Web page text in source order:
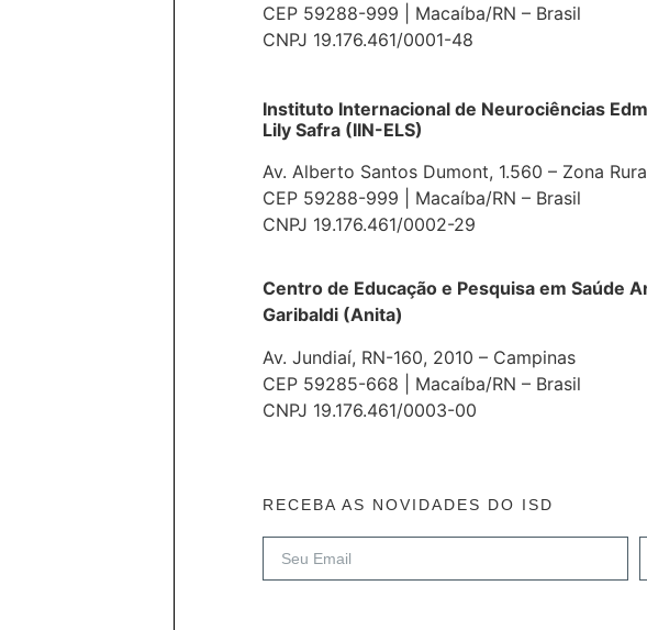
CEP 59288-999 | Macaíba/RN – Brasil
CNPJ 19.176.461/0001-48
Instituto Internacional de Neurociências
Lily Safra (IIN-ELS)
Av. Alberto Santos Dumont, 1.560 – Zona
CEP 59288-999 | Macaíba/RN – Brasil
CNPJ 19.176.461/0002-29
Centro de Educação e Pesquisa em Saúde
Garibaldi (Anita)
Av. Jundiaí, RN-160, 2010 – Campinas
CEP 59285-668 | Macaíba/RN – Brasil
CNPJ 19.176.461/0003-00
RECEBA AS NOVIDADES DO ISD